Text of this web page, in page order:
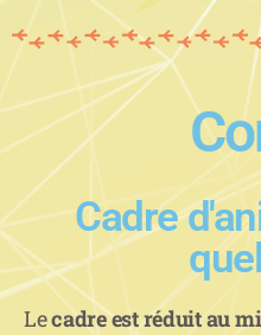
Cadre
Lecadre est réduit au